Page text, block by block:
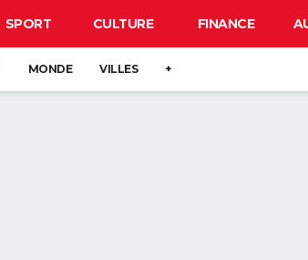
SPORT CULTURE FINANCE
MONDE VILLES +